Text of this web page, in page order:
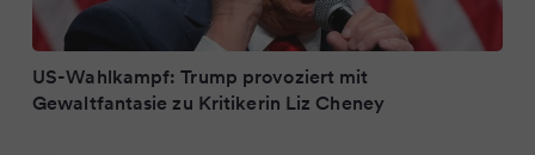
US-Wahlkampf: Trump provoziert mit
Gewaltfantasie zu Kritikerin Liz Cheney